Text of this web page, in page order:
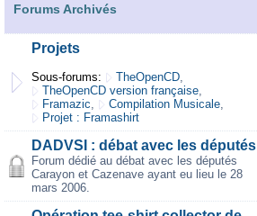
Forums Archivés
Projets
Sous-forums: TheOpenCD,
TheOpenCD version française,
Framazic, Compilation Musicale,
Projet : Framashirt
DADVSI : débat avec les députés
Forum dédié au débat avec les députés
Carayon et Cazenave ayant eu lieu le 28
mars 2006.